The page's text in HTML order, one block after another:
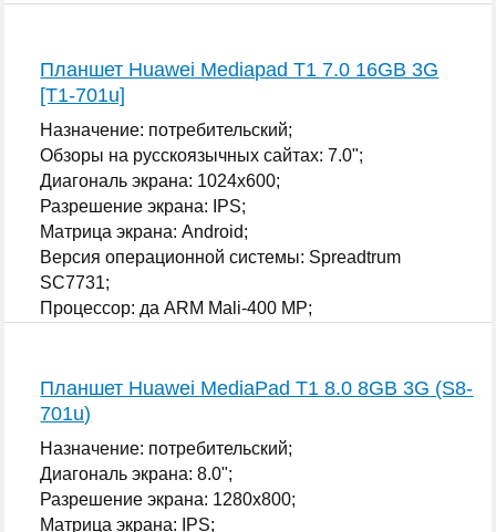
Планшет Huawei Mediapad T1 7.0 16GB 3G
[T1-701u]
Назначение: потребительский;
Обзоры на русскоязычных сайтах: 7.0";
Диагональ экрана: 1024x600;
Разрешение экрана: IPS;
Матрица экрана: Android;
Версия операционной системы: Spreadtrum
SC7731;
Процессор: да ARM Mali-400 MP;
Планшет Huawei MediaPad T1 8.0 8GB 3G (S8-
701u)
Назначение: потребительский;
Диагональ экрана: 8.0";
Разрешение экрана: 1280x800;
Матрица экрана: IPS;